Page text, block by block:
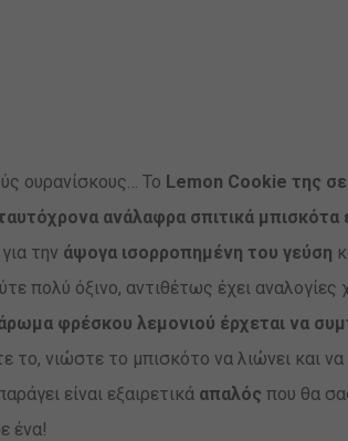
ουρανίσκους… Το Lemon Cookie της
ανάλαφρα σπιτικά
την άψογα ισορροπημένη του γεύση
πολύ όξινο, αντιθέτως έχει
φρέσκου λεμονιού έρχεται να
το, νιώστε το μπισκότο να λιώνει και
είναι εξαιρετικά απαλός που θα
ένα!